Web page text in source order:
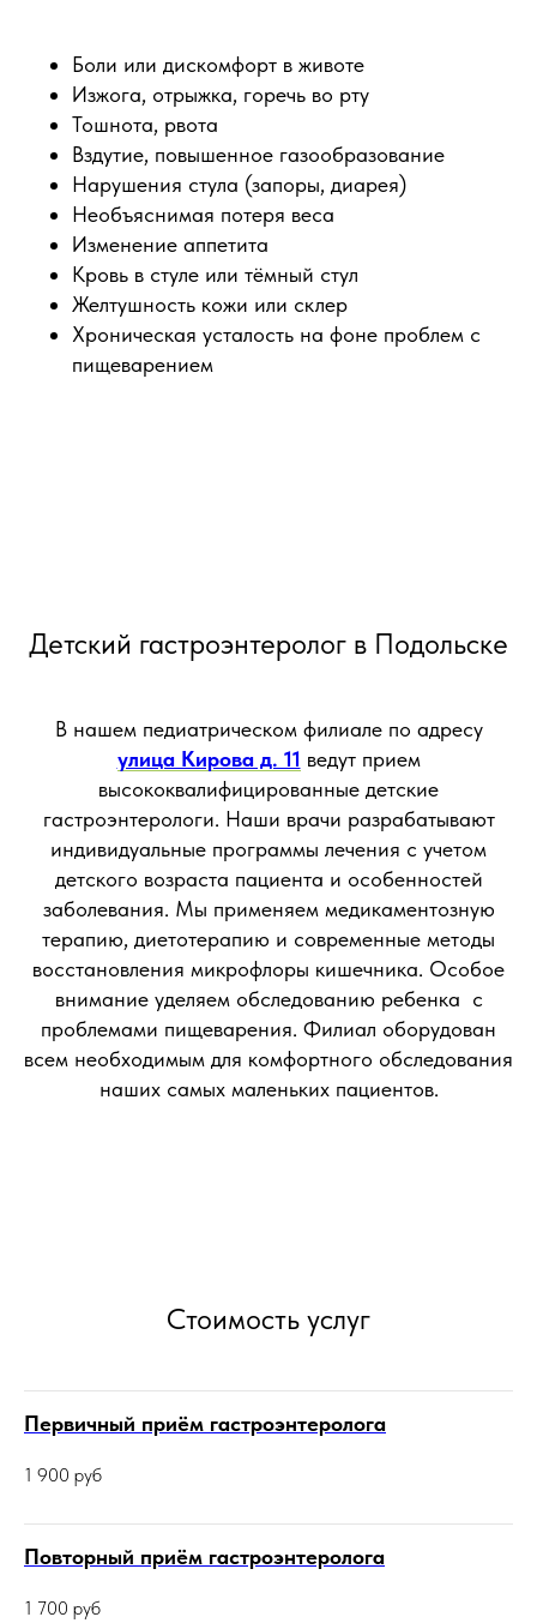
Боли или дискомфорт в животе
Изжога, отрыжка, горечь во рту
Тошнота, рвота
Вздутие, повышенное газообразование
Нарушения стула (запоры, диарея)
Необъяснимая потеря веса
Изменение аппетита
Кровь в стуле или тёмный стул
Желтушность кожи или склер
Хроническая усталость на фоне проблем с
пищеварением
Детский гастроэнтеролог в Подольске
В нашем педиатрическом филиале по адресу
улица Кирова д. 11 ведут прием
высококвалифицированные детские
гастроэнтерологи. Наши врачи разрабатывают
индивидуальные программы лечения с учетом
детского возраста пациента и особенностей
заболевания. Мы применяем медикаментозную
терапию, диетотерапию и современные методы
восстановления микрофлоры кишечника. Особое
внимание уделяем обследованию ребенка с
проблемами пищеварения. Филиал оборудован
всем необходимым для комфортного обследования
наших самых маленьких пациентов.
Стоимость услуг
Первичный приём гастроэнтеролога
1 900 руб
Повторный приём гастроэнтеролога
1 700 руб